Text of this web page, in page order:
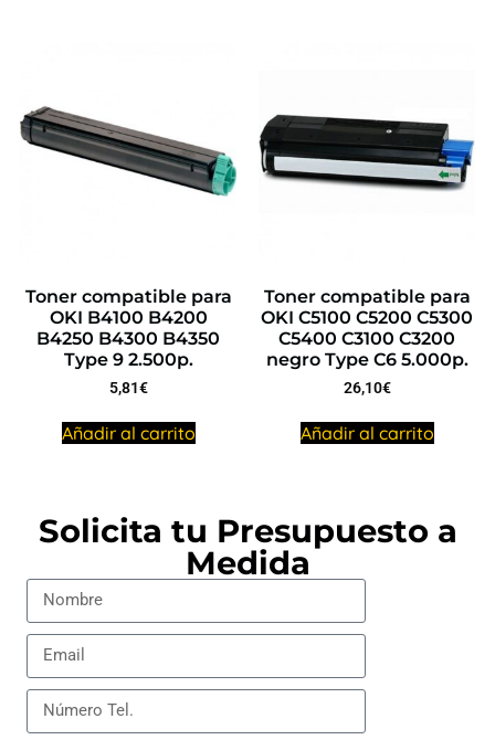
Toner compatible para
OKI B4100 B4200
B4250 B4300 B4350
Type 9 2.500p.
5,81€
Añadir al carrito
Toner compatible para
OKI C5100 C5200 C5300
C5400 C3100 C3200
negro Type C6 5.000p.
26,10€
Añadir al carrito
Solicita tu Presupuesto a
Medida